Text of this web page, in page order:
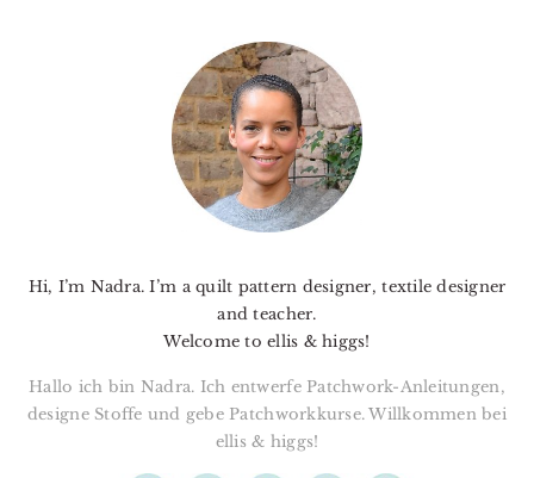
Hi, I’m Nadra. I’m a quilt pattern designer, textile designer
and teacher.
Welcome to ellis & higgs!
Hallo ich bin Nadra. Ich entwerfe Patchwork-Anleitungen,
designe Stoffe und gebe Patchworkkurse. Willkommen bei
ellis & higgs!